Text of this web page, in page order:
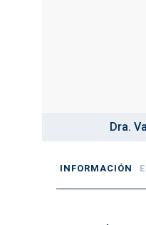
Dra.
INFORMACIÓN